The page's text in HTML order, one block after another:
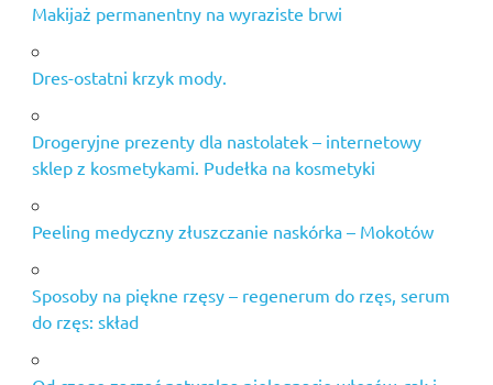
Makijaż permanentny na wyraziste brwi
Dres-ostatni krzyk mody.
Drogeryjne prezenty dla nastolatek – internetowy
sklep z kosmetykami. Pudełka na kosmetyki
Peeling medyczny złuszczanie naskórka – Mokotów
Sposoby na piękne rzęsy – regenerum do rzęs, serum
do rzęs: skład